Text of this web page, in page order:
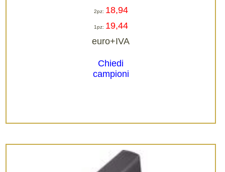
2pz: 18,94
1pz: 19,44
euro+IVA
Chiedi
campioni